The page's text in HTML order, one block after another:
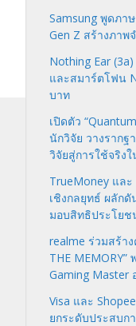
Samsung พูดภา
Gen Z สร้างภาพ
Nothing Ear
และสมาร์ตโฟน
บาท
เปิดตัว
นักวิจัย วางรากฐ
วิจัยสู่การใช้จริง
TrueMoney แล
เชิงกลยุทธ์ ผลักดั
มอบสิทธิประโยช
realme ร่วมสร้า
THE
Gaming Master
Visa และ
ยกระดับประสบก